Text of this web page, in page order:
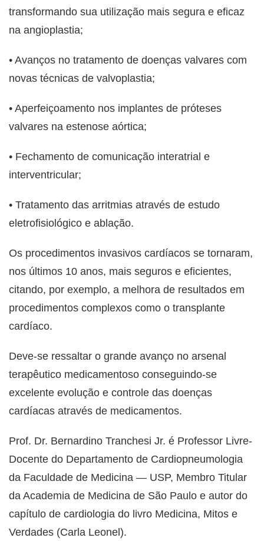
transformando sua utilização mais segura e eficaz
na angioplastia;
• Avanços no tratamento de doenças valvares com
novas técnicas de valvoplastia;
• Aperfeiçoamento nos implantes de próteses
valvares na estenose aórtica;
• Fechamento de comunicação interatrial e
interventricular;
• Tratamento das arritmias através de estudo
eletrofisiológico e ablação.
Os procedimentos invasivos cardíacos se tornaram,
nos últimos 10 anos, mais seguros e eficientes,
citando, por exemplo, a melhora de resultados em
procedimentos complexos como o transplante
cardíaco.
Deve-se ressaltar o grande avanço no arsenal
terapêutico medicamentoso conseguindo-se
excelente evolução e controle das doenças
cardíacas através de medicamentos.
Prof. Dr. Bernardino Tranchesi Jr. é Professor Livre-
Docente do Departamento de Cardiopneumologia
da Faculdade de Medicina — USP, Membro Titular
da Academia de Medicina de São Paulo e autor do
capítulo de cardiologia do livro Medicina, Mitos e
Verdades (Carla Leonel).